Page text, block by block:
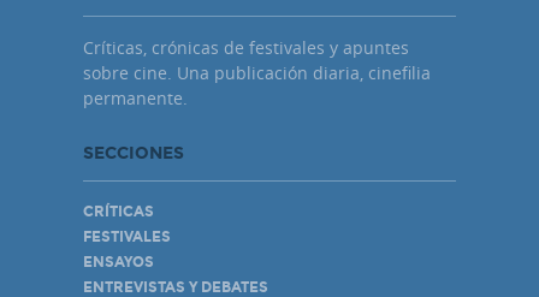
Críticas, crónicas de festivales y apuntes
sobre cine. Una publicación diaria, cinefilia
permanente.
SECCIONES
CRÍTICAS
FESTIVALES
ENSAYOS
ENTREVISTAS Y DEBATES